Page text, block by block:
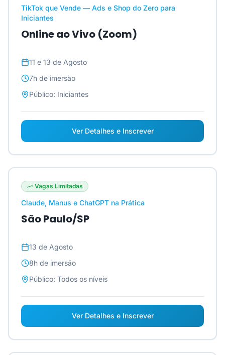
TikTok que Vende — Ads e Shop do Zero para
Iniciantes
Online ao Vivo (Zoom)
11 e 13 de Agosto
7h de imersão
Público: Iniciantes
Ver Detalhes e Inscrever
Vagas Limitadas
Claude, Manus e ChatGPT na Prática
São Paulo/SP
13 de Agosto
8h de imersão
Público: Todos os níveis
Ver Detalhes e Inscrever